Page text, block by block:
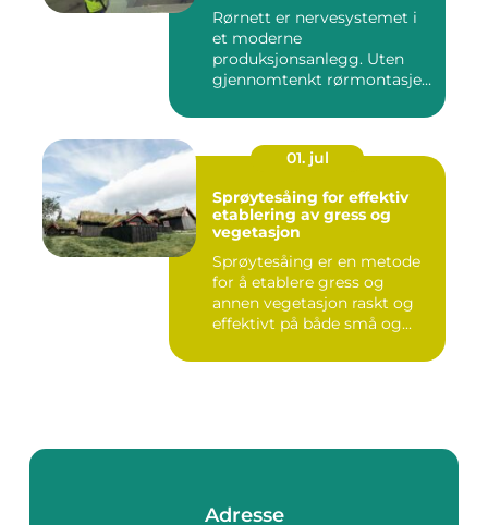
Rørnett er nervesystemet i
et moderne
produksjonsanlegg. Uten
gjennomtenkt rørmontasje
01. jul
Sprøytesåing for effektiv
etablering av gress og
vegetasjon
Sprøytesåing er en metode
for å etablere gress og
annen vegetasjon raskt og
effektivt på både små og...
Adresse